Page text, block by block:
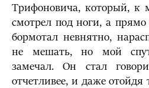
Трифоновича, который, к
смотрел под ноги, а прямо
бормотал невнятно,
не мешать, но мой
замечал. Он стал
отчетливее, и даже отойдя